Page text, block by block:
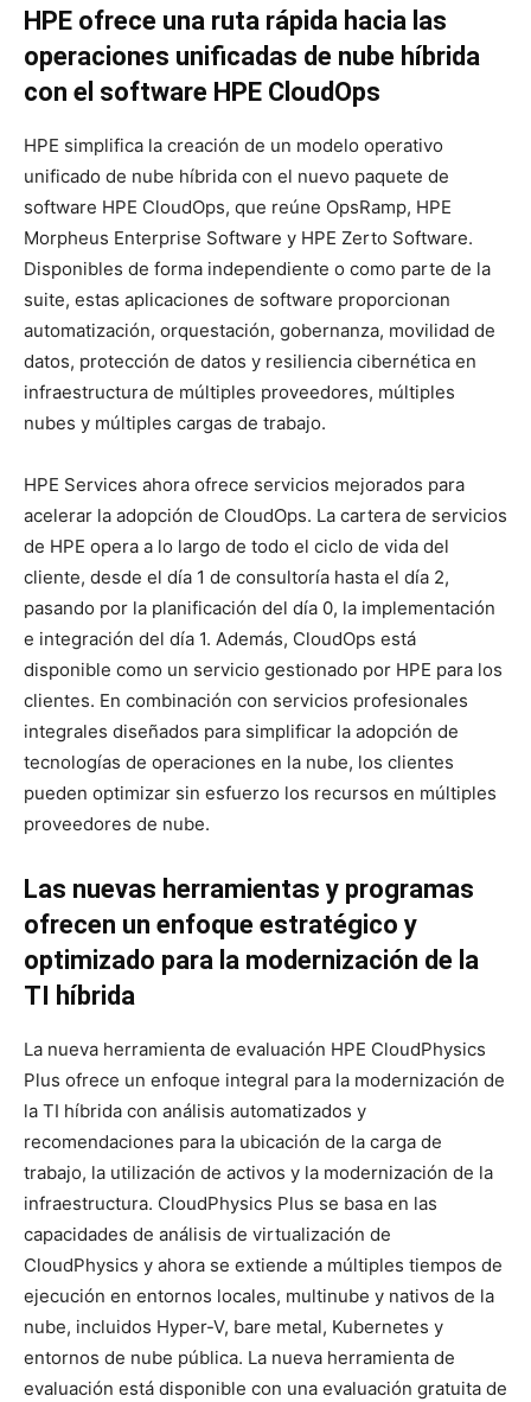
HPE ofrece una ruta rápida hacia las
operaciones unificadas de nube híbrida
con el software HPE CloudOps
HPE simplifica la creación de un modelo operativo
unificado de nube híbrida con el nuevo paquete de
software HPE CloudOps, que reúne OpsRamp, HPE
Morpheus Enterprise Software y HPE Zerto Software.
Disponibles de forma independiente o como parte de la
suite, estas aplicaciones de software proporcionan
automatización, orquestación, gobernanza, movilidad de
datos, protección de datos y resiliencia cibernética en
infraestructura de múltiples proveedores, múltiples
nubes y múltiples cargas de trabajo.
HPE Services ahora ofrece servicios mejorados para
acelerar la adopción de CloudOps. La cartera de servicios
de HPE opera a lo largo de todo el ciclo de vida del
cliente, desde el día 1 de consultoría hasta el día 2,
pasando por la planificación del día 0, la implementación
e integración del día 1. Además, CloudOps está
disponible como un servicio gestionado por HPE para los
clientes. En combinación con servicios profesionales
integrales diseñados para simplificar la adopción de
tecnologías de operaciones en la nube, los clientes
pueden optimizar sin esfuerzo los recursos en múltiples
proveedores de nube.
Las nuevas herramientas y programas
ofrecen un enfoque estratégico y
optimizado para la modernización de la
TI híbrida
La nueva herramienta de evaluación HPE CloudPhysics
Plus ofrece un enfoque integral para la modernización de
la TI híbrida con análisis automatizados y
recomendaciones para la ubicación de la carga de
trabajo, la utilización de activos y la modernización de la
infraestructura. CloudPhysics Plus se basa en las
capacidades de análisis de virtualización de
CloudPhysics y ahora se extiende a múltiples tiempos de
ejecución en entornos locales, multinube y nativos de la
nube, incluidos Hyper-V, bare metal, Kubernetes y
entornos de nube pública. La nueva herramienta de
evaluación está disponible con una evaluación gratuita de